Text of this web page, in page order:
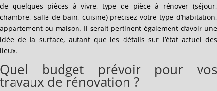
de quelques pièces à vivre, type de pièce à rénover (séjour,
chambre, salle de bain, cuisine) précisez votre type d’habitation,
appartement ou maison. Il serait pertinent également d’avoir une
idée de la surface, autant que les détails sur l’état actuel des
lieux.
Quel budget prévoir pour vos
travaux de rénovation ?